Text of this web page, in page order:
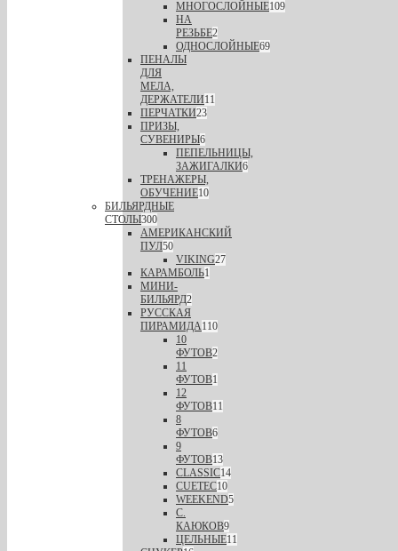
МНОГОСЛОЙНЫЕ109
НА
РЕЗЬБЕ2
ОДНОСЛОЙНЫЕ69
ПЕНАЛЫ
ДЛЯ
МЕЛА,
ДЕРЖАТЕЛИ11
ПЕРЧАТКИ23
ПРИЗЫ,
СУВЕНИРЫ6
ПЕПЕЛЬНИЦЫ,
ЗАЖИГАЛКИ6
ТРЕНАЖЕРЫ,
ОБУЧЕНИЕ10
БИЛЬЯРДНЫЕ
СТОЛЫ300
АМЕРИКАНСКИЙ
ПУЛ50
VIKING27
КАРАМБОЛЬ1
МИНИ-
БИЛЬЯРД2
РУССКАЯ
ПИРАМИДА110
10
ФУТОВ2
11
ФУТОВ1
12
ФУТОВ11
8
ФУТОВ6
9
ФУТОВ13
CLASSIC14
CUETEC10
WEEKEND5
С.
КАЮКОВ9
ЦЕЛЬНЫЕ11